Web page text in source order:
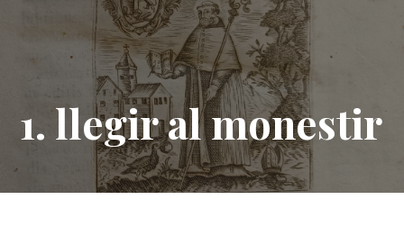
1. llegir al monestir